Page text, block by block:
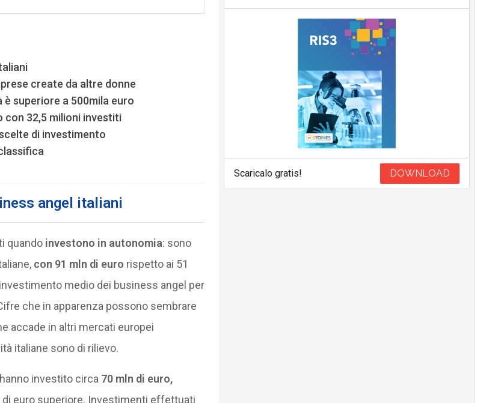
create da altre donne
superiore a 500mila euro
con 32,5 milioni investiti
di investimento
angel italiani
quando investono in autonomia: sono
con 91 mln di euro rispetto ai 51
medio dei business angel per
che in apparenza possono sembrare
accade in altri mercati europei
italiane sono di rilievo.
investito circa 70 mln di euro,
euro superiore. Investimenti effettuati
Scaricalo gratis! DOWNLOAD